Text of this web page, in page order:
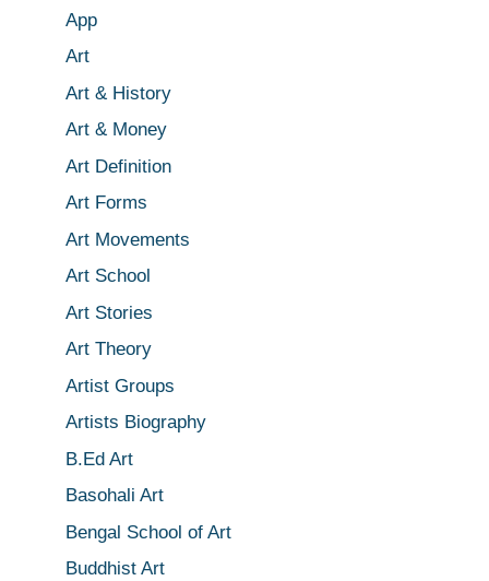
App
Art
Art & History
Art & Money
Art Definition
Art Forms
Art Movements
Art School
Art Stories
Art Theory
Artist Groups
Artists Biography
B.Ed Art
Basohali Art
Bengal School of Art
Buddhist Art